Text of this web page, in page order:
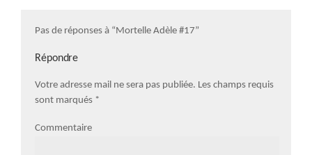
Pas de réponses à “Mortelle Adèle #17”
Répondre
Votre adresse mail ne sera pas publiée. Les champs requis
sont marqués *
Commentaire